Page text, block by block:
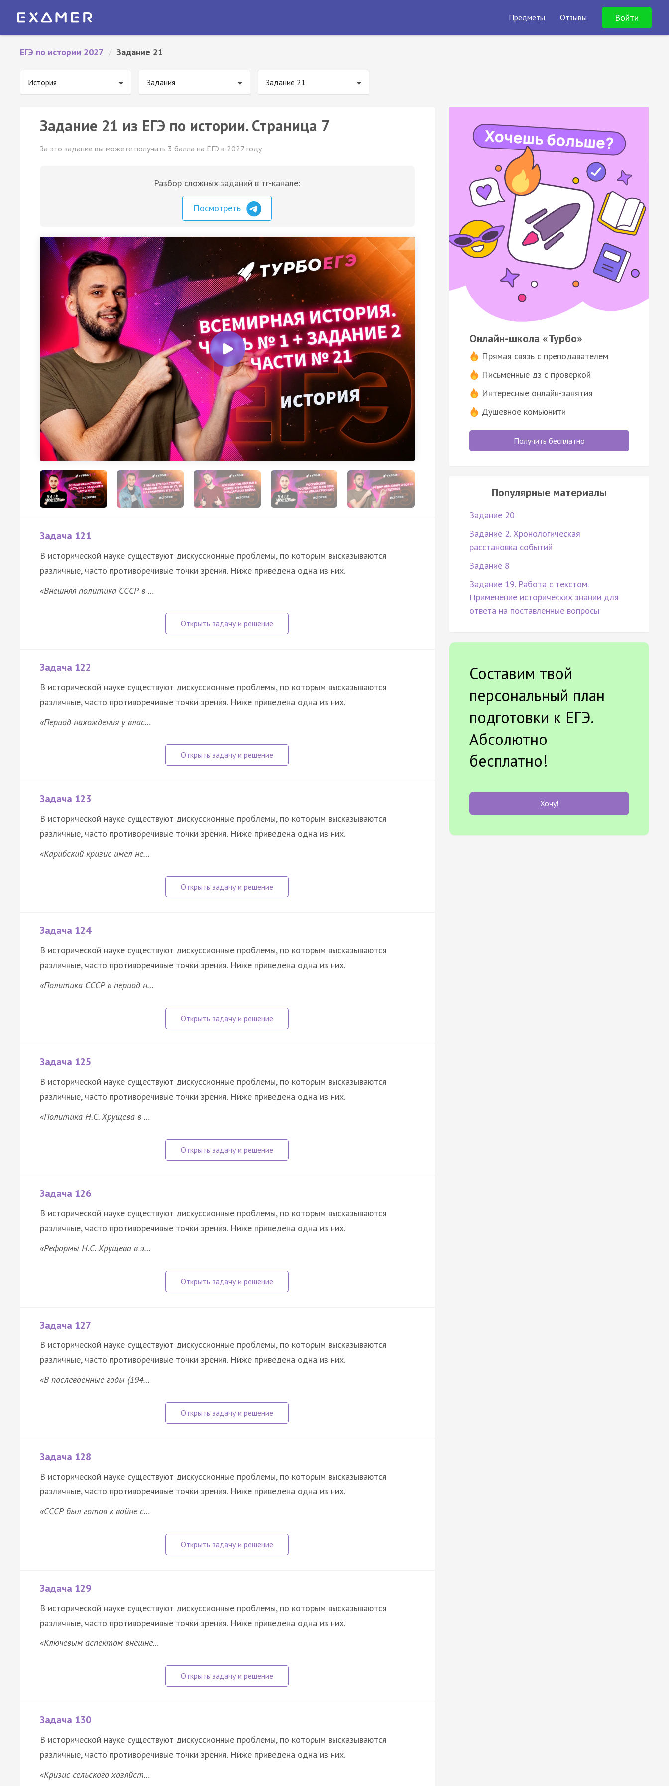
Предметы Отзывы Войти
ЕГЭ по истории 2027 / Задание 21
История Задания Задание 21
Задание 21 из ЕГЭ по истории. Страница 7
За это задание вы можете получить 3 балла на ЕГЭ в 2027 году
Разбор сложных заданий в тг-канале:
Посмотреть
Задача 121
В исторической науке существуют дискуссионные проблемы, по которым высказываются
различные, часто противоречивые точки зрения. Ниже приведена одна из них.
«Внешняя политика СССР в …
Задача 122
В исторической науке существуют дискуссионные проблемы, по которым высказываются
различные, часто противоречивые точки зрения. Ниже приведена одна из них.
«Период нахождения у влас…
Задача 123
В исторической науке существуют дискуссионные проблемы, по которым высказываются
различные, часто противоречивые точки зрения. Ниже приведена одна из них.
«Карибский кризис имел не…
Задача 124
В исторической науке существуют дискуссионные проблемы, по которым высказываются
различные, часто противоречивые точки зрения. Ниже приведена одна из них.
«Политика СССР в период н…
Задача 125
В исторической науке существуют дискуссионные проблемы, по которым высказываются
различные, часто противоречивые точки зрения. Ниже приведена одна из них.
«Политика Н.С. Хрущева в …
Задача 126
В исторической науке существуют дискуссионные проблемы, по которым высказываются
различные, часто противоречивые точки зрения. Ниже приведена одна из них.
«Реформы Н.С. Хрущева в э…
Задача 127
В исторической науке существуют дискуссионные проблемы, по которым высказываются
различные, часто противоречивые точки зрения. Ниже приведена одна из них.
«В послевоенные годы (194…
Задача 128
В исторической науке существуют дискуссионные проблемы, по которым высказываются
различные, часто противоречивые точки зрения. Ниже приведена одна из них.
«СССР был готов к войне с…
Задача 129
В исторической науке существуют дискуссионные проблемы, по которым высказываются
различные, часто противоречивые точки зрения. Ниже приведена одна из них.
«Ключевым аспектом внешне…
Задача 130
В исторической науке существуют дискуссионные проблемы, по которым высказываются
различные, часто противоречивые точки зрения. Ниже приведена одна из них.
«Кризис сельского хозяйст…
Онлайн-школа «Турбо»
Прямая связь с преподавателем
Письменные дз с проверкой
Интересные онлайн-занятия
Душевное комьюнити
Получить бесплатно
Популярные материалы
Задание 20
Задание 2. Хронологическая
расстановка событий
Задание 8
Задание 19. Работа с текстом.
Применение исторических знаний для
ответа на поставленные вопросы
Составим твой
персональный план
подготовки к ЕГЭ.
Абсолютно
бесплатно!
Хочу!